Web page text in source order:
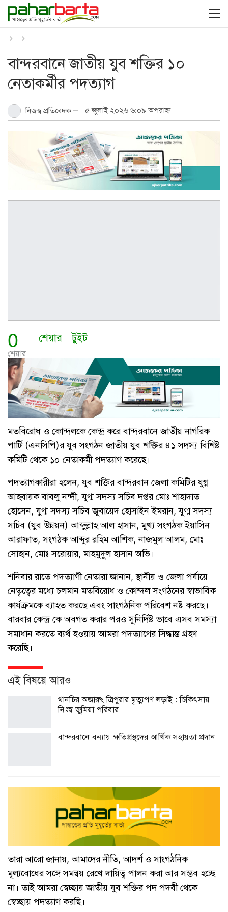
বান্দরবানে জাতীয় যুব শক্তির ১০
নেতাকর্মীর পদত্যাগ
নিজস্ব প্রতিবেদক ৫ জুলাই ২০২৬ ৬:০৯ অপরাহ্ন
0
শেয়ার
শেয়ার টুইট
মতবিরোধ ও কোন্দলকে কেন্দ্র করে বান্দরবানে জাতীয় নাগরিক
পার্টি (এনসিপি)র যুব সংগঠন জাতীয় যুব শক্তির ৪১ সদস্য বিশিষ্ট
কমিটি থেকে ১০ নেতাকর্মী পদত্যাগ করেছে।
পদত্যাগকারীরা হলেন, যুব শক্তির বান্দরবান জেলা কমিটির যুগ্ন
আহবায়ক বাবলু নন্দী, যুগ্ম সদস্য সচিব দপ্তর মোঃ শাহাদাত
হোসেন, যুগ্ম সদস্য সচিব জুবায়েদ হোসাইন ইমরান, যুগ্ম সদস্য
সচিব (যুব উন্নয়ন) আব্দুল্লাহ আল হাসান, মুখ্য সংগঠক ইয়াসিন
আরাফাত, সংগঠক আব্দুর রহিম আশিক, নাজমুল আলম, মোঃ
সোহান, মোঃ সরোয়ার, মাহমুদুল হাসান অভি।
শনিবার রাতে পদত্যাগী নেতারা জানান, স্থানীয় ও জেলা পর্যায়ে
নেতৃত্বের মধ্যে চলমান মতবিরোধ ও কোন্দল সংগঠনের স্বাভাবিক
কার্যক্রমকে ব্যাহত করছে এবং সাংগঠনিক পরিবেশ নষ্ট করছে।
বারবার কেন্দ্র কে অবগত করার পরও সুনির্দিষ্ট ভাবে এসব সমস্যা
সমাধান করতে ব্যর্থ হওয়ায় আমরা পদত্যাগের সিদ্ধান্ত গ্রহণ
করেছি।
এই বিষয়ে আরও
থানচির অজারুং ত্রিপুরার মৃত্যুপণ লড়াই : চিকিৎসায়
নিঃস্ব জুমিয়া পরিবার
বান্দরবানে বন্যায় ক্ষতিগ্রস্থদের আর্থিক সহায়তা প্রদান
তারা আরো জানায়, আমাদের নীতি, আদর্শ ও সাংগঠনিক
মূল্যবোধের সঙ্গে সমন্বয় রেখে দায়িত্ব পালন করা আর সম্ভব হচ্ছে
না। তাই আমরা স্বেচ্ছায় জাতীয় যুব শক্তির পদ পদবী থেকে
স্বেচ্ছায় পদত্যাগ করছি।